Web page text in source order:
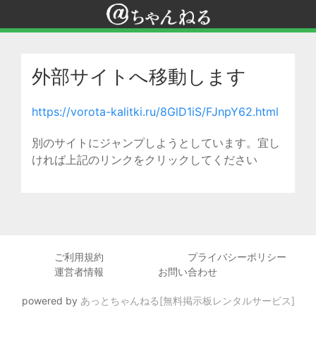
外部サイトへ移動します
https://vorota-kalitki.ru/8GlD1iS/FJnpY62.html
別のサイトにジャンプしようとしています。宜し
ければ上記のリンクをクリックしてください
ご利用規約
プライバシーポリシー
運営者情報
お問い合わせ
powered by あっとちゃんねる[無料掲示板レンタルサービス]